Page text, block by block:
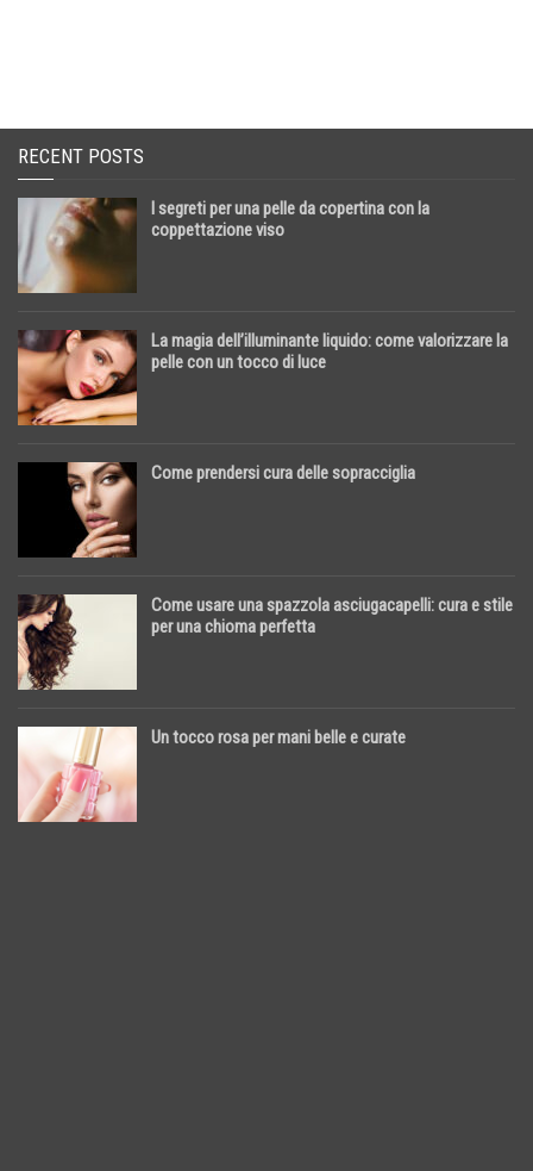
RECENT POSTS
I segreti per una pelle da copertina con la
coppettazione viso
La magia dell’illuminante liquido: come valorizzare la
pelle con un tocco di luce
Come prendersi cura delle sopracciglia
Come usare una spazzola asciugacapelli: cura e stile
per una chioma perfetta
Un tocco rosa per mani belle e curate